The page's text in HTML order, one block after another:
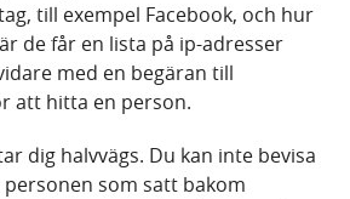
till exempel Facebook, och hur
de får en lista på ip-adresser
med en begäran till
att hitta en person.
dig halvvägs. Du kan inte bevisa
som satt bakom